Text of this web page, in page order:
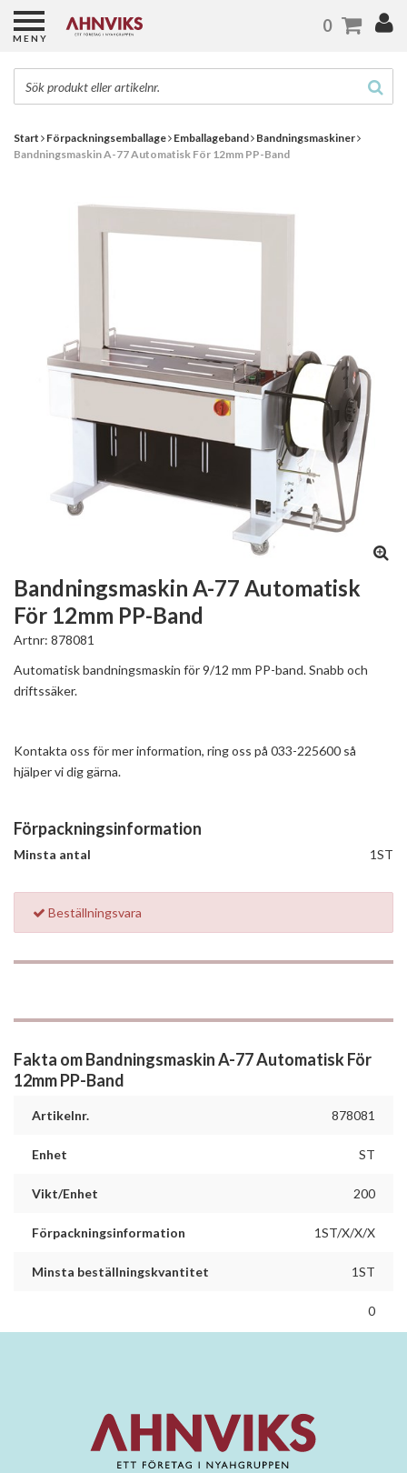
Start Förpackningsemballage Emballageband Bandningsmaskiner
Bandningsmaskin A-77 Automatisk För 12mm PP-Band
Bandningsmaskin A-77 Automatisk
För 12mm PP-Band
Artnr: 878081
Automatisk bandningsmaskin för 9/12 mm PP-band. Snabb och
driftssäker.
Kontakta oss för mer information, ring oss på 033-225600 så
hjälper vi dig gärna.
Förpackningsinformation
Minsta antal 1ST
Beställningsvara
Fakta om Bandningsmaskin A-77 Automatisk För
12mm PP-Band
Artikelnr. 878081
Enhet ST
Vikt/Enhet 200
Förpackningsinformation 1ST/X/X/X
Minsta beställningskvantitet 1ST
0
MENY
0